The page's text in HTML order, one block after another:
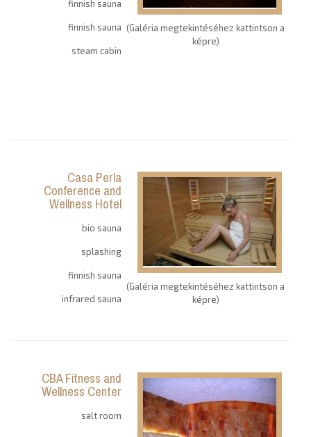
finnish sauna
finnish sauna
steam cabin
(Galéria megtekintéséhez kattintson a
képre)
Casa Perla
Conference and
Wellness Hotel
bio sauna
splashing
finnish sauna
infrared sauna
(Galéria megtekintéséhez kattintson a
képre)
CBA Fitness and
Wellness Center
salt room